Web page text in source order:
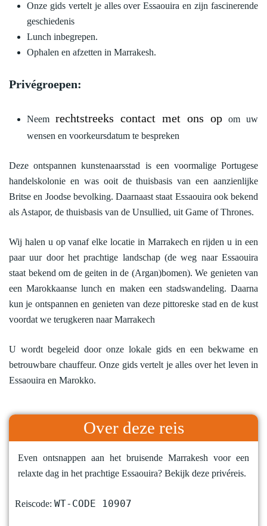
Onze gids vertelt je alles over Essaouira en zijn fascinerende
geschiedenis
Lunch inbegrepen.
Ophalen en afzetten in Marrakesh.
Privégroepen:
Neem rechtstreeks contact met ons op om uw
wensen en voorkeursdatum te bespreken
Deze ontspannen kunstenaarsstad is een voormalige Portugese
handelskolonie en was ooit de thuisbasis van een aanzienlijke
Britse en Joodse bevolking. Daarnaast staat Essaouira ook bekend
als Astapor, de thuisbasis van de Unsullied, uit Game of Thrones.
Wij halen u op vanaf elke locatie in Marrakech en rijden u in een
paar uur door het prachtige landschap (de weg naar Essaouira
staat bekend om de geiten in de (Argan)bomen). We genieten van
een Marokkaanse lunch en maken een stadswandeling. Daarna
kun je ontspannen en genieten van deze pittoreske stad en de kust
voordat we terugkeren naar Marrakech
U wordt begeleid door onze lokale gids en een bekwame en
betrouwbare chauffeur. Onze gids vertelt je alles over het leven in
Essaouira en Marokko.
Over deze reis
Even ontsnappen aan het bruisende Marrakesh voor een
relaxte dag in het prachtige Essaouira? Bekijk deze privéreis.
Reiscode: WT-CODE 10907